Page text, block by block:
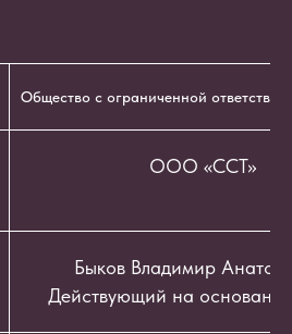
Общество с ограниченной
ООО «ССТ»
Быков Владимир
Действующий на